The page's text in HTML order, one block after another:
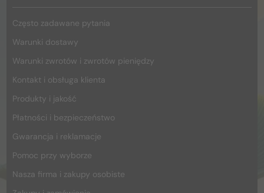
Często zadawane pytania
Warunki dostawy
Warunki zwrotów i zwrotów pieniędzy
Kontakt i obsługa klienta
Produkty i jakość
Płatności i bezpieczeństwo
Gwarancja i reklamacje
Pomoc przy wyborze
Nasza firma i zakupy osobiste